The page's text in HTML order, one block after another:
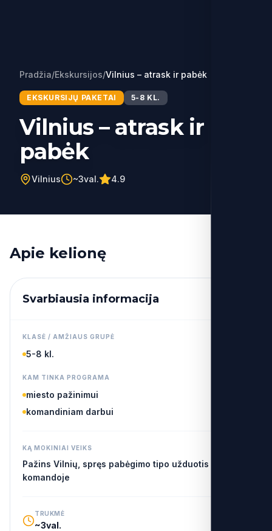
Pradžia/Ekskursijos/Vilnius – atrask ir pabėk
EKSKURSIJŲ PAKETAI 5-8 KL.
Vilnius – atrask ir
pabėk
Vilnius ~3val. 4.9
Apie kelionę
Svarbiausia informacija
KLASĖ / AMŽIAUS GRUPĖ
5-8 kl.
KAM TINKA PROGRAMA
miesto pažinimui
komandiniam darbui
KĄ MOKINIAI VEIKS
Pažins Vilnių, spręs pabėgimo tipo užduotis ir dirbs
komandoje
TRUKMĖ
~3val.